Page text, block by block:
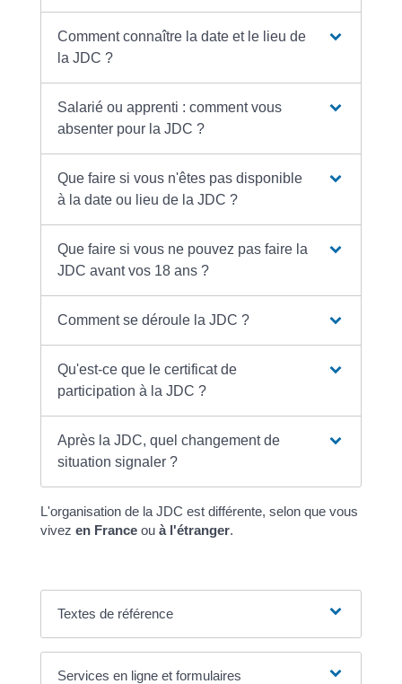
Comment connaître la date et le lieu de
la JDC ?
Salarié ou apprenti : comment vous
absenter pour la JDC ?
Que faire si vous n'êtes pas disponible
à la date ou lieu de la JDC ?
Que faire si vous ne pouvez pas faire la
JDC avant vos 18 ans ?
Comment se déroule la JDC ?
Qu'est-ce que le certificat de
participation à la JDC ?
Après la JDC, quel changement de
situation signaler ?
L'organisation de la JDC est différente, selon que vous
vivez en Franceou à l'étranger.
Textes de référence
Services en ligne et formulaires